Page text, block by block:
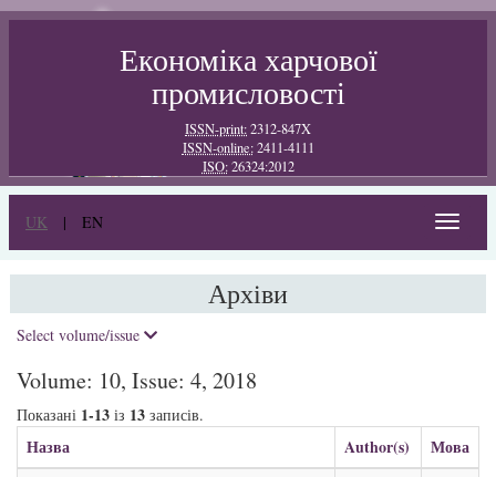
Економіка харчової
промисловості
ISSN-print:2312-847X
ISSN-online:2411-4111
ISO:26324:2012
UK | EN
Toggle
Архіви
Select volume/issue
Volume: 10, Issue: 4, 2018
Показані 1-13 із 13 записів.
Назва Author(s) Мова